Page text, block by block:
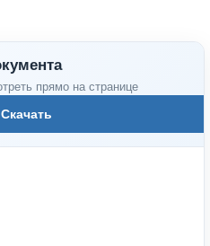
прямо на странице
Скачать